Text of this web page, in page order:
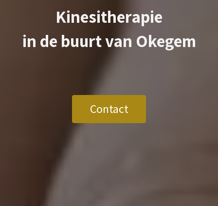
Kinesitherapie
in de buurt van Okegem
Contact